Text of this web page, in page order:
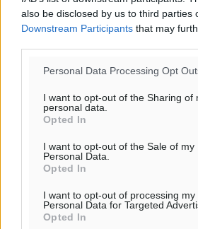
also be disclosed by us to third parties
Downstream Participants that may
Personal Data Processing Opt
I want to opt-out of the Sharing of
personal data.
Opted In
I want to opt-out of the Sale of my
Personal Data.
Opted In
I want to opt-out of processing my
Personal Data for Targeted
Opted In
13km/h
Β-ΒΑ
29°/31°
πρόγνωση: